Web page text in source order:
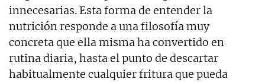
innecesarias. Esta forma de entender la
nutrición responde a una filosofía muy
concreta que ella misma ha convertido en
rutina diaria, hasta el punto de descartar
habitualmente cualquier fritura que pueda